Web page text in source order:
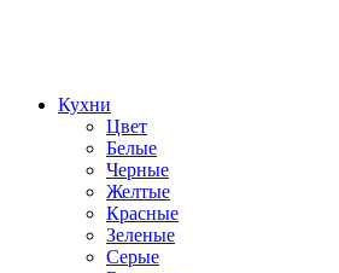
Кухни
Цвет
Белые
Черные
Желтые
Красные
Зеленые
Серые